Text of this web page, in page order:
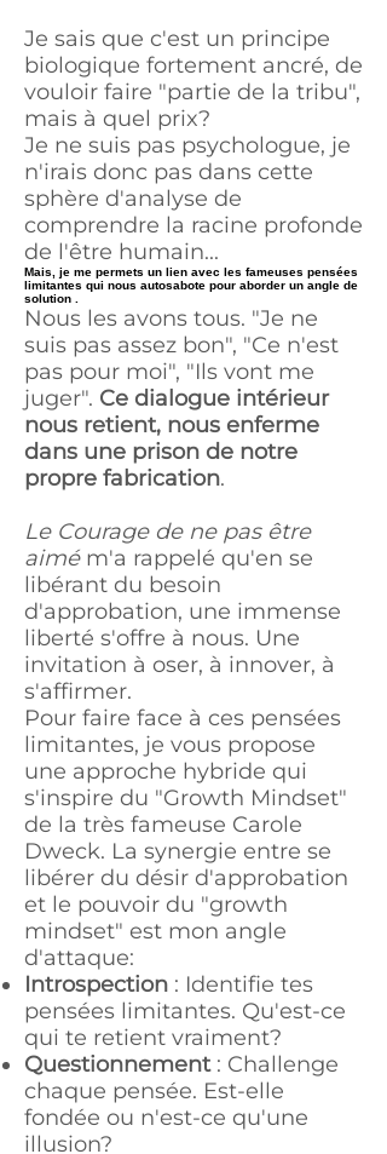
Je sais que c'est un principe
biologique fortement ancré, de
vouloir faire "partie de la tribu",
mais à quel prix?
Je ne suis pas psychologue, je
n'irais donc pas dans cette
sphère d'analyse de
comprendre la racine profonde
de l'être humain...
Mais, je me permets un lien avec les fameuses pensées
limitantes qui nous autosabote pour aborder un angle de
solution .
Nous les avons tous. "Je ne
suis pas assez bon", "Ce n'est
pas pour moi", "Ils vont me
juger". Ce dialogue intérieur
nous retient, nous enferme
dans une prison de notre
propre fabrication.
Le Courage de ne pas être
aimém'a rappelé qu'en se
libérant du besoin
d'approbation, une immense
liberté s'offre à nous. Une
invitation à oser, à innover, à
s'affirmer.
Pour faire face à ces pensées
limitantes, je vous propose
une approche hybride qui
s'inspire du "Growth Mindset"
de la très fameuse Carole
Dweck. La synergie entre se
libérer du désir d'approbation
et le pouvoir du "growth
mindset" est mon angle
d'attaque:
Introspection : Identifie tes
pensées limitantes. Qu'est-ce
qui te retient vraiment?
Questionnement: Challenge
chaque pensée. Est-elle
fondée ou n'est-ce qu'une
illusion?